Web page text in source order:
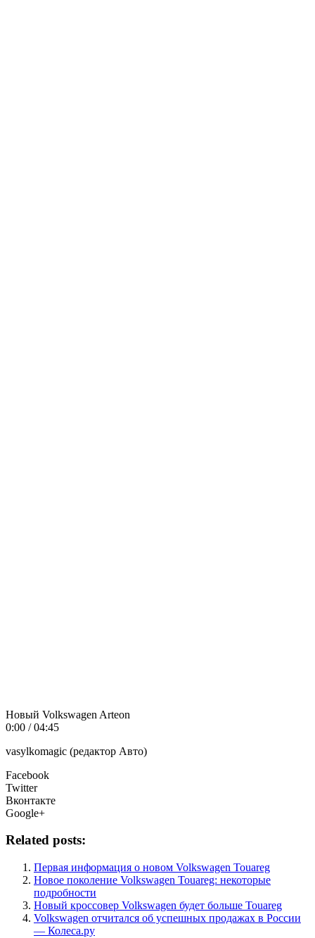
Новый Volkswagen Arteon
0:00 / 04:45
vasylkomagic (редактор Авто)
Facebook
Twitter
Вконтакте
Google+
Related posts:
Первая информация о новом Volkswagen Touareg
Новое поколение Volkswagen Touareg: некоторые
подробности
Новый кроссовер Volkswagen будет больше Touareg
Volkswagen отчитался об успешных продажах в России
— Колеса.ру